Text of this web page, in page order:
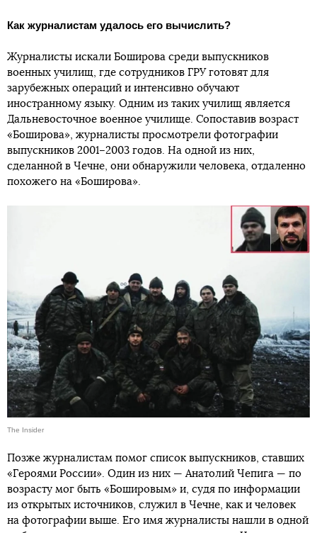
Как журналистам удалось его вычислить?
Журналисты искали Боширова среди выпускников
военных училищ, где сотрудников ГРУ готовят для
зарубежных операций и интенсивно обучают
иностранному языку. Одним из таких училищ является
Дальневосточное военное училище. Сопоставив возраст
«Боширова», журналисты просмотрели фотографии
выпускников 2001–2003 годов. На одной из них,
сделанной в Чечне, они обнаружили человека, отдаленно
похожего на «Боширова».
The Insider
Позже журналистам помог список выпускников, ставших
«Героями России». Один из них — Анатолий Чепига — по
возрасту мог быть «Бошировым» и, судя по информации
из открытых источников, служил в Чечне, как и человек
на фотографии выше. Его имя журналисты нашли в одной